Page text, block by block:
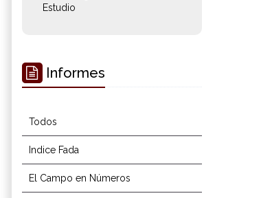
Estudio
Informes
Todos
Indice Fada
El Campo en Números